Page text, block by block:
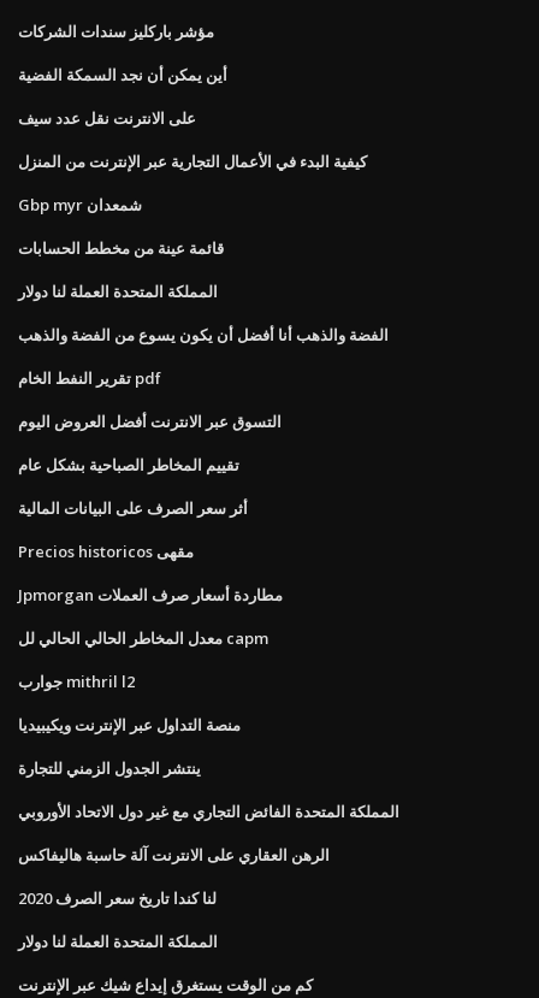
مؤشر باركليز سندات الشركات
أين يمكن أن نجد السمكة الفضية
على الانترنت نقل عدد سيف
كيفية البدء في الأعمال التجارية عبر الإنترنت من المنزل
Gbp myr شمعدان
قائمة عينة من مخطط الحسابات
المملكة المتحدة العملة لنا دولار
الفضة والذهب أنا أفضل أن يكون يسوع من الفضة والذهب
تقرير النفط الخام pdf
التسوق عبر الانترنت أفضل العروض اليوم
تقييم المخاطر الصباحية بشكل عام
أثر سعر الصرف على البيانات المالية
Precios historicos مقهى
Jpmorgan مطاردة أسعار صرف العملات
معدل المخاطر الحالي الحالي لل capm
جوارب mithril l2
منصة التداول عبر الإنترنت ويكيبيديا
ينتشر الجدول الزمني للتجارة
المملكة المتحدة الفائض التجاري مع غير دول الاتحاد الأوروبي
الرهن العقاري على الانترنت آلة حاسبة هاليفاكس
لنا كندا تاريخ سعر الصرف 2020
المملكة المتحدة العملة لنا دولار
كم من الوقت يستغرق إيداع شيك عبر الإنترنت